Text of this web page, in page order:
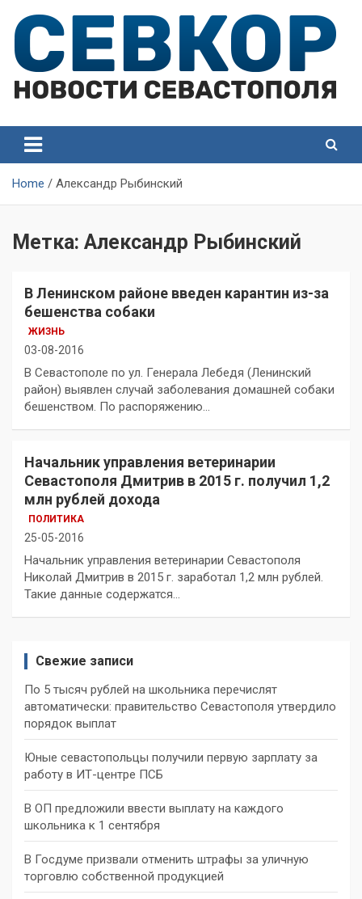
content
Севастополя
Севастополя
Home Александр Рыбинский
Метка: Александр Рыбинский
В Ленинском районе введен карантин из-за
бешенства собаки
ЖИЗНЬ
03-08-2016
В Севастополе по ул. Генерала Лебедя (Ленинский
район) выявлен случай заболевания домашней собаки
бешенством. По распоряжению…
Начальник управления ветеринарии
Севастополя Дмитрив в 2015 г. получил 1,2
млн рублей дохода
ПОЛИТИКА
25-05-2016
Начальник управления ветеринарии Севастополя
Николай Дмитрив в 2015 г. заработал 1,2 млн рублей.
Такие данные содержатся…
Свежие записи
По 5 тысяч рублей на школьника перечислят
автоматически: правительство Севастополя утвердило
порядок выплат
Юные севастопольцы получили первую зарплату за
работу в ИТ-центре ПСБ
В ОП предложили ввести выплату на каждого
школьника к 1 сентября
В Госдуме призвали отменить штрафы за уличную
торговлю собственной продукцией